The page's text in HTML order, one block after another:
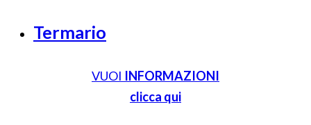
Termario
VUOI INFORMAZIONI
clicca qui